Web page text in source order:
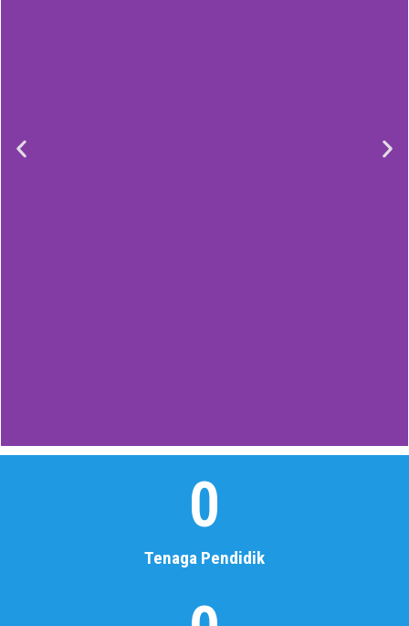
SMK
MUHAMMADIYAH 2
METRO
Selamat Datang di Sekolah Kami
Tenaga Pendidik
0